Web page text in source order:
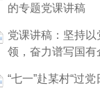
的专题党课讲稿
党课讲稿：坚持
领，奋力谱写国有
“七一”赴某村“过